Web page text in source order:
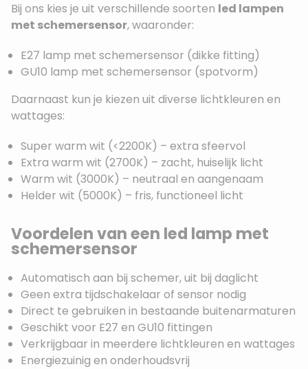
Bij ons kies je uit verschillende soorten led lampen
met schemersensor, waaronder:
E27 lamp met schemersensor (dikke fitting)
GU10 lamp met schemersensor (spotvorm)
Daarnaast kun je kiezen uit diverse lichtkleuren en
wattages:
Super warm wit (<2200K) – extra sfeervol
Extra warm wit (2700K) – zacht, huiselijk licht
Warm wit (3000K) – neutraal en aangenaam
Helder wit (5000K) – fris, functioneel licht
Voordelen van een led lamp met
schemersensor
Automatisch aan bij schemer, uit bij daglicht
Geen extra tijdschakelaar of sensor nodig
Direct te gebruiken in bestaande buitenarmaturen
Geschikt voor E27 en GU10 fittingen
Verkrijgbaar in meerdere lichtkleuren en wattages
Energiezuinig en onderhoudsvrij